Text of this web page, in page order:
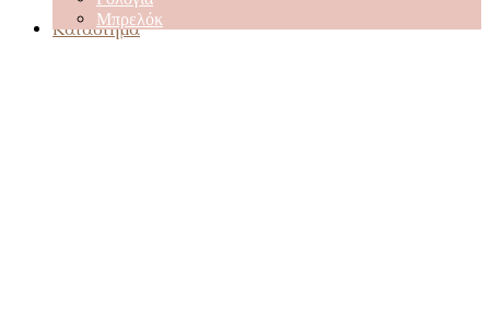
Μπρελόκ
Κατάστημα